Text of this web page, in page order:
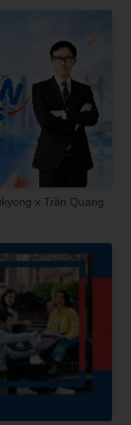
x Trần Quang